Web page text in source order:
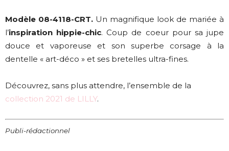
Modèle 08-4118-CRT. Un magnifique look de mariée à
l’inspiration hippie-chic. Coup de coeur pour sa jupe
douce et vaporeuse et son superbe corsage à la
dentelle « art-déco » et ses bretelles ultra-fines.
Découvrez, sans plus attendre, l’ensemble de la
collection 2021 de LILLY.
Publi-rédactionnel